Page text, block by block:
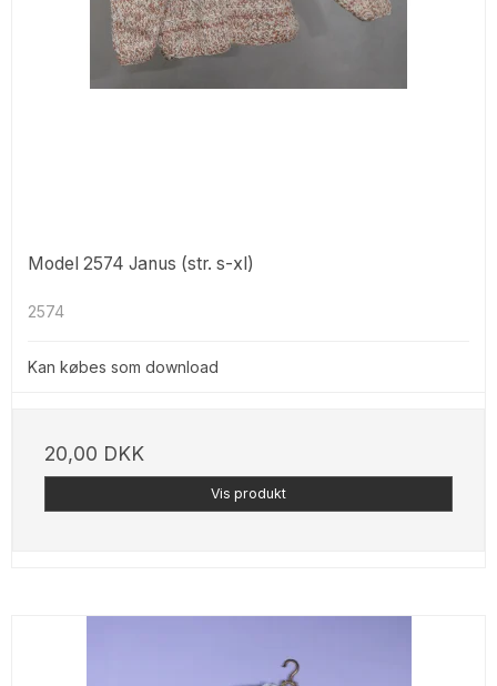
Model 2574 Janus (str. s-xl)
2574
Kan købes som download
20,00 DKK
Vis produkt